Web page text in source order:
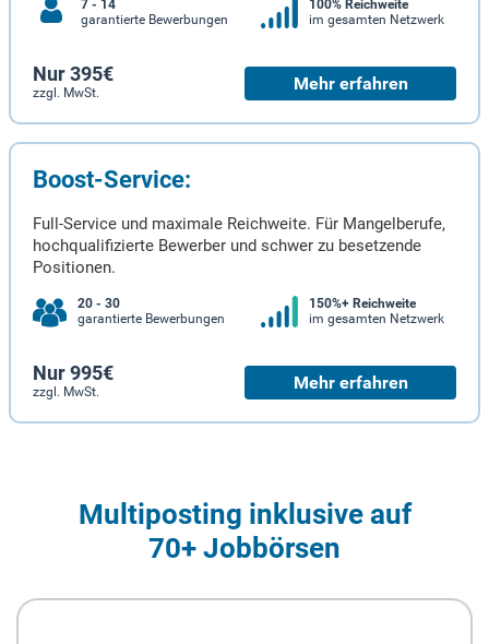
7 - 14
garantierte Bewerbungen
100% Reichweite
im gesamten Netzwerk
Nur 395€
zzgl. MwSt. Mehr erfahren
Boost-Service:
Full-Service und maximale Reichweite. Für Mangelberufe,
hochqualifizierte Bewerber und schwer zu besetzende
Positionen.
20 - 30
garantierte Bewerbungen
150%+ Reichweite
im gesamten Netzwerk
Nur 995€
zzgl. MwSt. Mehr erfahren
Multiposting inklusive auf
70+ Jobbörsen